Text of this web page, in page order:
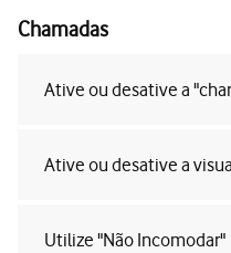
Chamadas
Ative ou desative a
Ative ou desative a
Utilize "Não Incomodar"